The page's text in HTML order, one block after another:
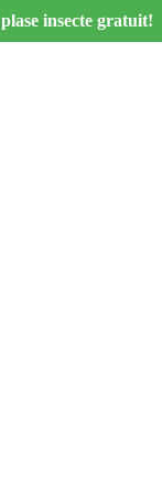
insecte gratuit!